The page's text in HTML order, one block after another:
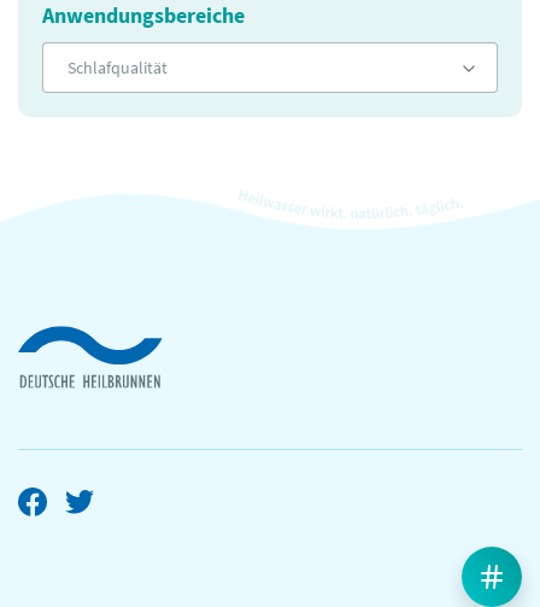
Anwendungsbereiche
Schlafqualität